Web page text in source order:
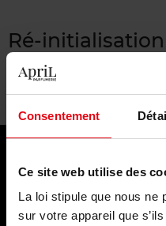
Consentement
Ce site web utilise des
La loi stipule que nous ne
sur votre appareil que
Ré-
Votre demande a expiré.
Méthodes de paiement